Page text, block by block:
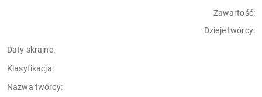
Zawartość:
Dzieje twórcy:
Daty skrajne:
Klasyfikacja:
Nazwa twórcy: